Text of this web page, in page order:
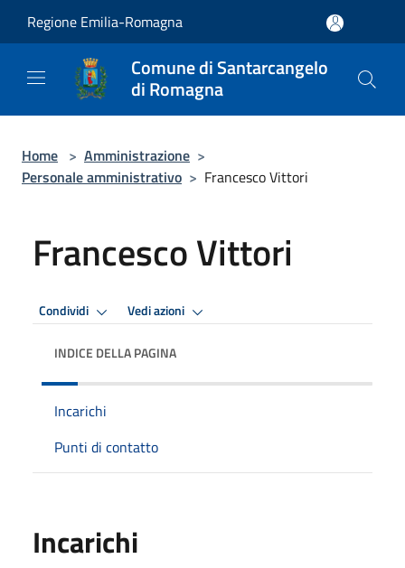
Regione Emilia-Romagna
Comune di Santarcangelo
di Romagna
Home > Amministrazione >
Personale amministrativo > Francesco Vittori
Francesco Vittori
Condividi Vedi azioni
INDICE DELLA PAGINA
Incarichi
Punti di contatto
Incarichi